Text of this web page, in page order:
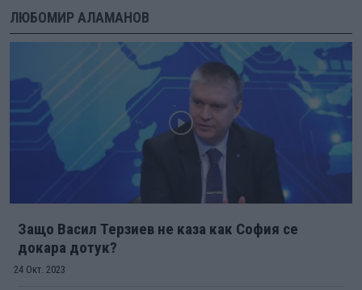
ЛЮБОМИР АЛАМАНОВ
Защо Васил Терзиев не каза как София се
докара дотук?
24 Окт. 2023